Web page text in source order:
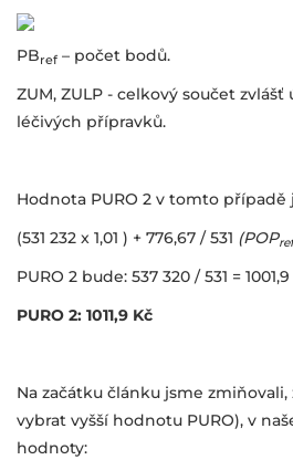
PBref – počet bodů.
ZUM, ZULP - celkový součet
léčivých přípravků.
Hodnota PURO 2 v tomto případě
(531 232 x 1,01 ) + 776,67 / 531 (POPref
PURO 2 bude: 537 320 / 531 = 1001,9
PURO 2: 1011,9 Kč
Na začátku článku jsme
vybrat vyšší hodnotu PURO), v
hodnoty: